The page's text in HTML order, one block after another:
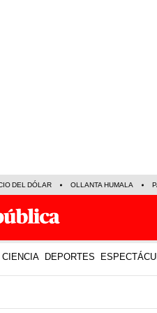
DEL DÓLAR OLLANTA HUMALA
CIENCIA DEPORTES